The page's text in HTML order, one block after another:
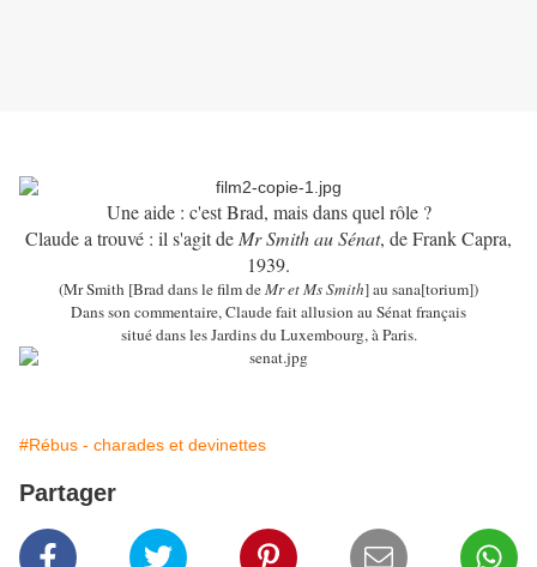
Une aide : c'est Brad, mais dans quel rôle ?
Claude a trouvé : il s'agit de Mr Smith au Sénat, de Frank Capra,
1939.
(Mr Smith [Brad dans le film deMr et Ms Smith] au sana[torium])
Dans son commentaire, Claude fait allusion au Sénat français
situé dans les Jardins du Luxembourg, à Paris.
#Rébus - charades et devinettes
Partager